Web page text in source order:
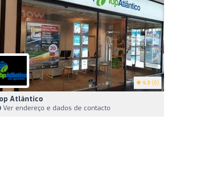
4.3 (8)
Atlântico
Ver endereço e dados de contacto